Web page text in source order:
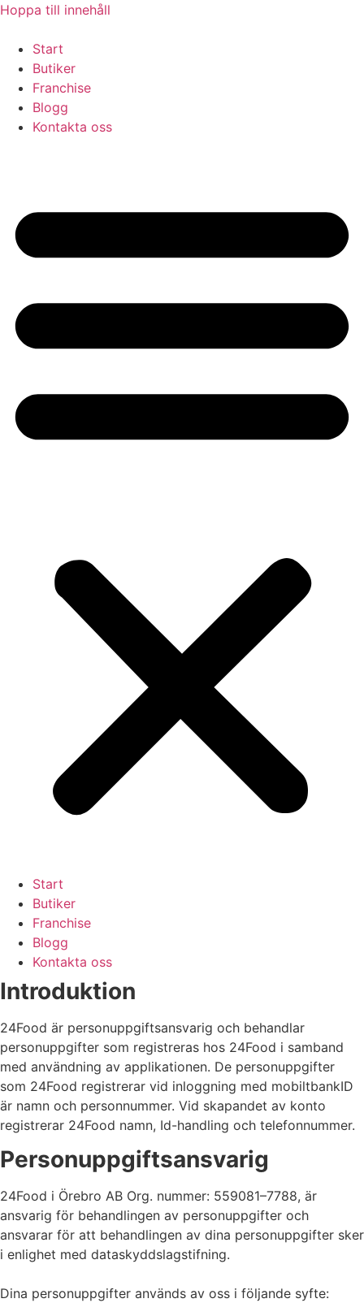
Hoppa till innehåll
Start
Butiker
Franchise
Blogg
Kontakta oss
Start
Butiker
Franchise
Blogg
Kontakta oss
Introduktion
24Food är personuppgiftsansvarig och behandlar
personuppgifter som registreras hos 24Food i samband
med användning av applikationen. De personuppgifter
som 24Food registrerar vid inloggning med mobiltbankID
är namn och personnummer. Vid skapandet av konto
registrerar 24Food namn, Id-handling och telefonnummer.
Personuppgiftsansvarig
24Food i Örebro AB Org. nummer: 559081–7788, är
ansvarig för behandlingen av personuppgifter och
ansvarar för att behandlingen av dina personuppgifter sker
i enlighet med dataskyddslagstifning.
Dina personuppgifter används av oss i följande syfte: